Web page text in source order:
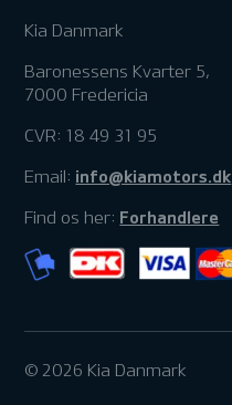
Kia Danmark
Baronessens Kvarter 5,
7000 Fredericia
CVR: 18 49 31 95
Email: info@kiamotors.dk
Find os her: Forhandlere
© 2026 Kia Danmark